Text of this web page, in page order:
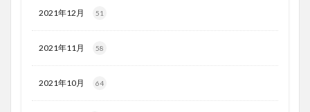
2021年12月 51
2021年11月 58
2021年10月 64